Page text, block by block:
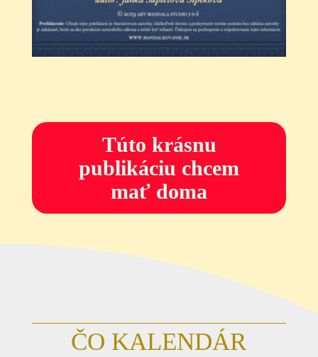
Túto krásnu
publikáciu chcem
mať doma
ČO KALENDÁR